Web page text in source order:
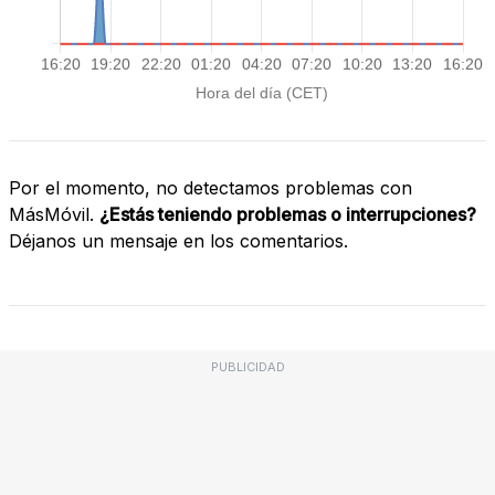
Por el momento, no detectamos problemas con
MásMóvil. ¿Estás teniendo problemas o interrupciones?
Déjanos un mensaje en los comentarios.
PUBLICIDAD